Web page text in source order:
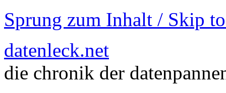
Sprung zum Inhalt / Skip
datenleck.net
die chronik der